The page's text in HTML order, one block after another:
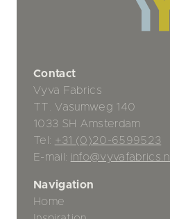
Contact
Vyva Fabrics
TT. Vasumweg 140
1033 SH Amsterdam
Tel: +31 (0)20-6599523
E-mail: info@vyvafabrics.nl
Navigation
Home